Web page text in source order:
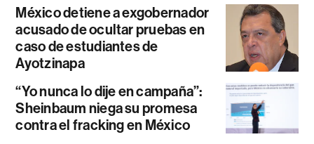
México detiene a exgobernador
acusado de ocultar pruebas en
caso de estudiantes de
Ayotzinapa
“Yo nunca lo dije en campaña”:
Sheinbaum niega su promesa
contra el fracking en México